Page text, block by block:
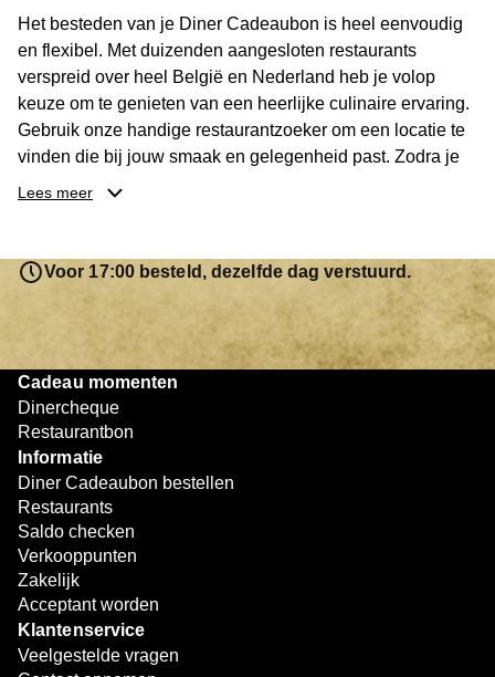
niet alleen een diner, maar een bijzondere belevenis.
Het besteden van je Diner Cadeaubon is heel eenvoudig
en flexibel. Met duizenden aangesloten restaurants
verspreid over heel België en Nederland heb je volop
keuze om te genieten van een heerlijke culinaire ervaring.
Gebruik onze handige restaurantzoeker om een locatie te
vinden die bij jouw smaak en gelegenheid past. Zodra je
je keuze hebt gemaakt, kun je eenvoudig reserveren en na
resterende bedrag blijft gewoon op de bon staan en kan
later worden gebruikt. Zo geniet je keer op keer van
bijzondere eetmomenten.
Lees meer
Voor 17:00 besteld, dezelfde dag verstuurd.
Cadeau momenten
Dinercheque
Restaurantbon
Informatie
Diner Cadeaubon bestellen
Restaurants
Saldo checken
Verkooppunten
Zakelijk
Acceptant worden
Klantenservice
Veelgestelde vragen